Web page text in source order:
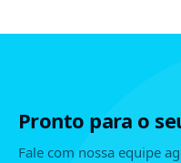
Pronto para o
Fale com nossa equipe